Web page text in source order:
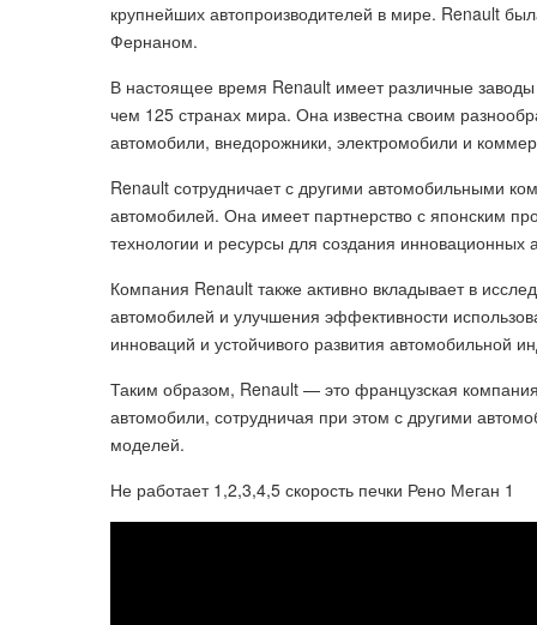
крупнейших автопроизводителей в мире. Renault
Фернаном.
В настоящее время Renault имеет различные
чем 125 странах мира. Она известна своим
автомобили, внедорожники, электромобили и
Renault сотрудничает с другими автомобильными
автомобилей. Она имеет партнерство с японским
технологии и ресурсы для создания инновационных
Компания Renault также активно вкладывает в
автомобилей и улучшения эффективности
инноваций и устойчивого развития автомобильной
Таким образом, Renault — это французская
автомобили, сотрудничая при этом с другими
моделей.
Не работает 1,2,3,4,5 скорость печки Рено Меган 1